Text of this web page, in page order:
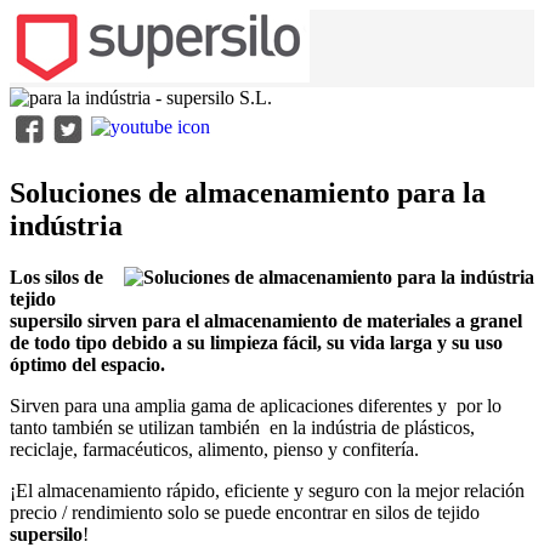
Soluciones de almacenamiento para la
indústria
Los silos de
tejido
supersilo sirven para el almacenamiento de materiales a granel
de todo tipo debido a su limpieza fácil, su vida larga y su uso
óptimo del espacio.
Sirven para una amplia gama de aplicaciones diferentes y por lo
tanto también se utilizan también en la indústria de plásticos,
reciclaje, farmacéuticos, alimento, pienso y confitería.
¡El almacenamiento rápido, eficiente y seguro con la mejor relación
precio / rendimiento solo se puede encontrar en silos de tejido
supersilo!